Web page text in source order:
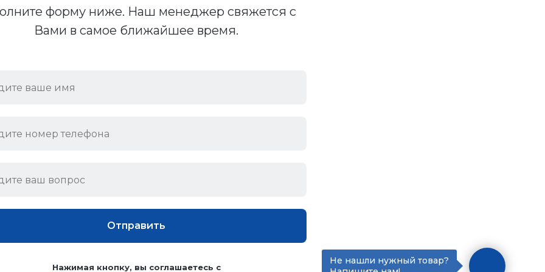
Не нашли нужный товар?
форму ниже. Наш менеджер свяжется с
Вами в самое ближайшее время.
Отправить
Нажимая кнопку, вы соглашаетесь с